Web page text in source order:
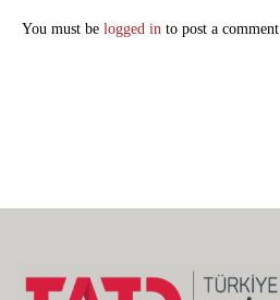
You must be logged in to post a comment.